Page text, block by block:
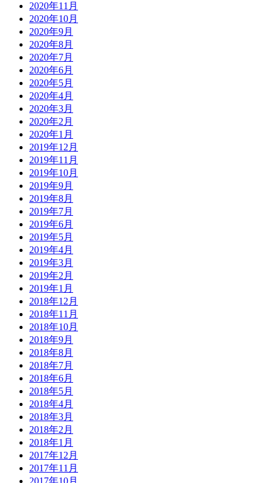
2020年11月
2020年10月
2020年9月
2020年8月
2020年7月
2020年6月
2020年5月
2020年4月
2020年3月
2020年2月
2020年1月
2019年12月
2019年11月
2019年10月
2019年9月
2019年8月
2019年7月
2019年6月
2019年5月
2019年4月
2019年3月
2019年2月
2019年1月
2018年12月
2018年11月
2018年10月
2018年9月
2018年8月
2018年7月
2018年6月
2018年5月
2018年4月
2018年3月
2018年2月
2018年1月
2017年12月
2017年11月